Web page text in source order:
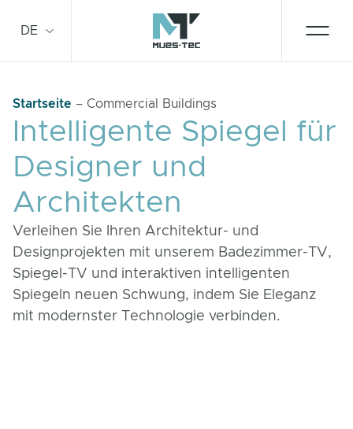
zumDE
Startseite – Commercial Buildings
Intelligente Spiegel für
Designer und
Architekten
Verleihen Sie Ihren Architektur- und
Designprojekten mit unserem Badezimmer-TV,
Spiegel-TV und interaktiven intelligenten
Spiegeln neuen Schwung, indem Sie Eleganz
mit modernster Technologie verbinden.
Smart Mirror
Technologies
Kontakt
Für Unternehmen
Service und Unterstützung